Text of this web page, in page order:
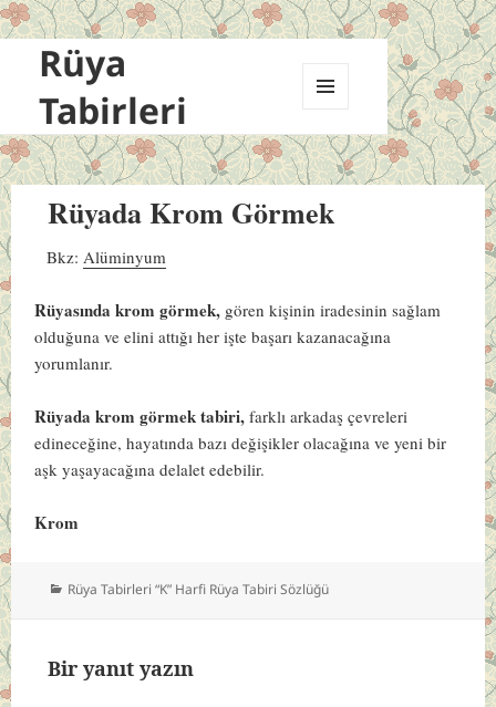
Rüya
Tabirleri
VE
BILEŞENLER
Rüyada Krom Görmek
Bkz: Alüminyum
Rüyasında krom görmek, gören kişinin iradesinin sağlam
olduğuna ve elini attığı her işte başarı kazanacağına
yorumlanır.
Rüyada krom görmek tabiri, farklı arkadaş çevreleri
edineceğine, hayatında bazı değişikler olacağına ve yeni bir
aşk yaşayacağına delalet edebilir.
Krom
Kategoriler
Rüya Tabirleri “K” Harfi Rüya Tabiri Sözlüğü
Bir yanıt yazın